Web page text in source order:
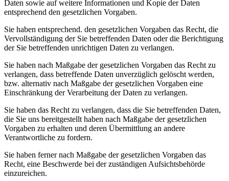
Daten sowie auf weitere Informationen und Kopie der Daten
entsprechend den gesetzlichen Vorgaben.
Sie haben entsprechend. den gesetzlichen Vorgaben das Recht, die
Vervollständigung der Sie betreffenden Daten oder die Berichtigung
der Sie betreffenden unrichtigen Daten zu verlangen.
Sie haben nach Maßgabe der gesetzlichen Vorgaben das Recht zu
verlangen, dass betreffende Daten unverzüglich gelöscht werden,
bzw. alternativ nach Maßgabe der gesetzlichen Vorgaben eine
Einschränkung der Verarbeitung der Daten zu verlangen.
Sie haben das Recht zu verlangen, dass die Sie betreffenden Daten,
die Sie uns bereitgestellt haben nach Maßgabe der gesetzlichen
Vorgaben zu erhalten und deren Übermittlung an andere
Verantwortliche zu fordern.
Sie haben ferner nach Maßgabe der gesetzlichen Vorgaben das
Recht, eine Beschwerde bei der zuständigen Aufsichtsbehörde
einzureichen.